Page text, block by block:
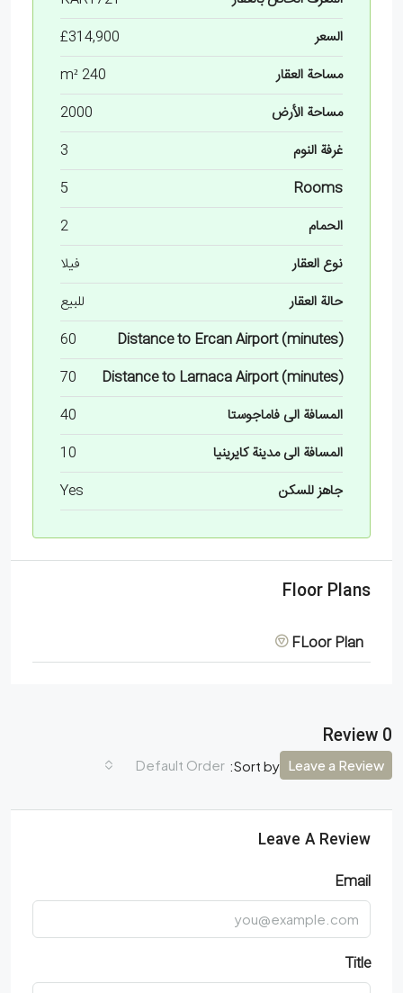
السعر
£314,900
مساحة العقار
240 m²
مساحة الأرض
2000
غرفة النوم
3
Rooms
5
الحمام
2
نوع العقار
فيلا
حالة العقار
للبيع
Distance to Ercan Airport (minutes)
60
Distance to Larnaca Airport (minutes)
70
المسافة الى فاماجوستا
40
المسافة الى مدينة كايرينيا
10
جاهز للسكن
Yes
Floor Plans
FLoor Plan
0 Review
Sort by:
Default Order Leave a Review
Leave A Review
Email
Title